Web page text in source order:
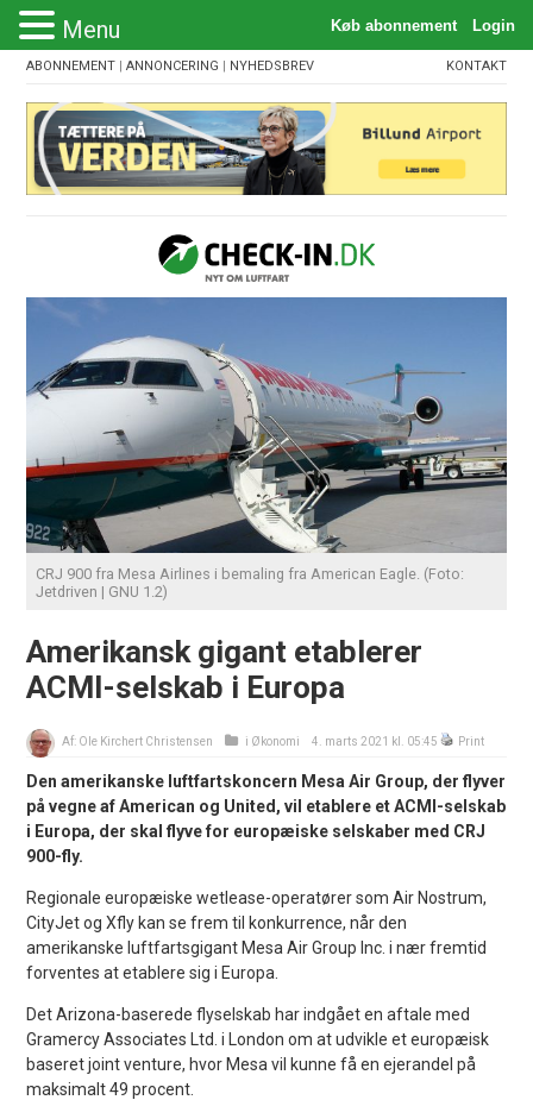
ABONNEMENT |ANNONCERING | NYHEDSBREV KONTAKT
CRJ 900 fra Mesa Airlines i bemaling fra American Eagle. (Foto:
Jetdriven | GNU 1.2)
Amerikansk gigant etablerer
ACMI-selskab i Europa
Af: Ole Kirchert Christensen i Økonomi 4. marts 2021 kl. 05:45 Print
Den amerikanske luftfartskoncern Mesa Air Group, der flyver
på vegne af American og United, vil etablere et ACMI-selskab
i Europa, der skal flyve for europæiske selskaber med CRJ
900-fly.
Regionale europæiske wetlease-operatører som Air Nostrum,
CityJet og Xfly kan se frem til konkurrence, når den
amerikanske luftfartsgigant Mesa Air Group Inc. i nær fremtid
forventes at etablere sig i Europa.
Det Arizona-baserede flyselskab har indgået en aftale med
Gramercy Associates Ltd. i London om at udvikle et europæisk
baseret joint venture, hvor Mesa vil kunne få en ejerandel på
maksimalt 49 procent.
Menu